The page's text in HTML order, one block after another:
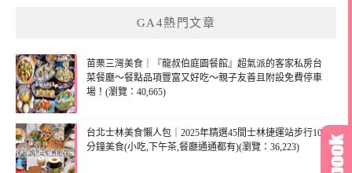
GA4熱門文章
苗栗三灣美食｜『龍叔伯庭園餐館』超氣派的客家私房台
菜餐廳～餐點品項豐富又好吃～親子友善且附設免費停車
場！(瀏覽：40,665)
台北士林美食懶人包｜2025年精選45間士林捷運站步行10
分鐘美食(小吃,下午茶,餐廳通通都有)(瀏覽：36,223)